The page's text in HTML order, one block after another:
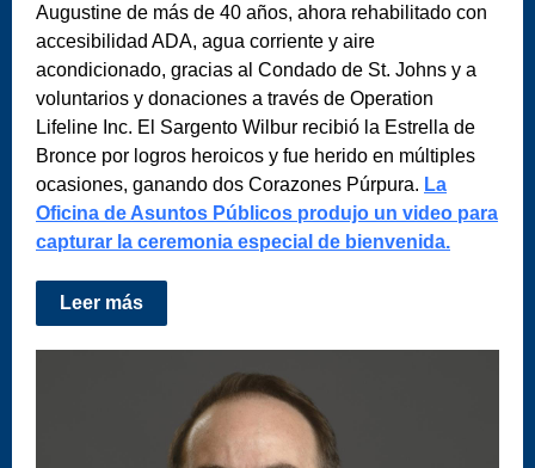
Augustine de más de 40 años, ahora rehabilitado con
accesibilidad ADA, agua corriente y aire
acondicionado, gracias al Condado de St. Johns y a
voluntarios y donaciones a través de Operation
Lifeline Inc. El Sargento Wilbur recibió la Estrella de
Bronce por logros heroicos y fue herido en múltiples
ocasiones, ganando dos Corazones Púrpura. La
Oficina de Asuntos Públicos produjo un video para
capturar la ceremonia especial de bienvenida.
Leer más